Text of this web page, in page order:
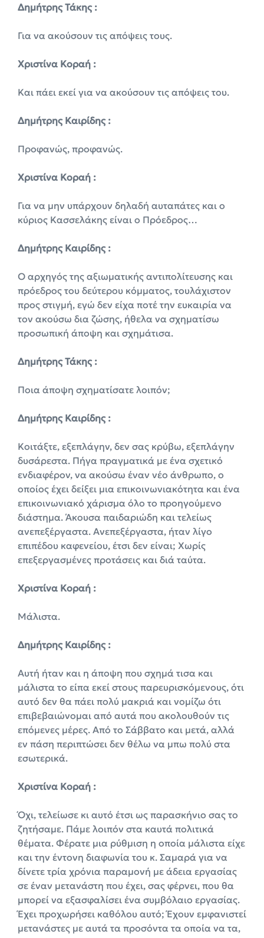
Δημήτρης Τάκης :
Για να ακούσουν τις απόψεις τους.
Χριστίνα Κοραή :
Και πάει εκεί για να ακούσουν τις απόψεις του.
Δημήτρης Καιρίδης :
Προφανώς, προφανώς.
Χριστίνα Κοραή :
Για να μην υπάρχουν δηλαδή αυταπάτες και ο
κύριος Κασσελάκης είναι ο Πρόεδρος…
Δημήτρης Καιρίδης :
Ο αρχηγός της αξιωματικής αντιπολίτευσης και
πρόεδρος του δεύτερου κόμματος, τουλάχιστον
προς στιγμή, εγώ δεν είχα ποτέ την ευκαιρία να
τον ακούσω δια ζώσης, ήθελα να σχηματίσω
προσωπική άποψη και σχημάτισα.
Δημήτρης Τάκης :
Ποια άποψη σχηματίσατε λοιπόν;
Δημήτρης Καιρίδης :
Κοιτάξτε, εξεπλάγην, δεν σας κρύβω, εξεπλάγην
δυσάρεστα. Πήγα πραγματικά με ένα σχετικό
ενδιαφέρον, να ακούσω έναν νέο άνθρωπο, ο
οποίος έχει δείξει μια επικοινωνιακότητα και ένα
επικοινωνιακό χάρισμα όλο το προηγούμενο
διάστημα. Άκουσα παιδαριώδη και τελείως
ανεπεξέργαστα. Ανεπεξέργαστα, ήταν λίγο
επιπέδου καφενείου, έτσι δεν είναι; Χωρίς
επεξεργασμένες προτάσεις και διά ταύτα.
Χριστίνα Κοραή :
Μάλιστα.
Δημήτρης Καιρίδης :
Αυτή ήταν και η άποψη που σχημά τισα και
μάλιστα το είπα εκεί στους παρευρισκόμενους, ότι
αυτό δεν θα πάει πολύ μακριά και νομίζω ότι
επιβεβαιώνομαι από αυτά που ακολουθούν τις
επόμενες μέρες. Από το Σάββατο και μετά, αλλά
εν πάση περιπτώσει δεν θέλω να μπω πολύ στα
εσωτερικά.
Χριστίνα Κοραή :
Όχι, τελείωσε κι αυτό έτσι ως παρασκήνιο σας το
ζητήσαμε. Πάμε λοιπόν στα καυτά πολιτικά
θέματα. Φέρατε μια ρύθμιση η οποία μάλιστα είχε
και την έντονη διαφωνία του κ. Σαμαρά για να
δίνετε τρία χρόνια παραμονή με άδεια εργασίας
σε έναν μετανάστη που έχει, σας φέρνει, που θα
μπορεί να εξασφαλίσει ένα συμβόλαιο εργασίας.
Έχει προχωρήσει καθόλου αυτό; Έχουν εμφανιστεί
μετανάστες με αυτά τα προσόντα τα οποία να τα,